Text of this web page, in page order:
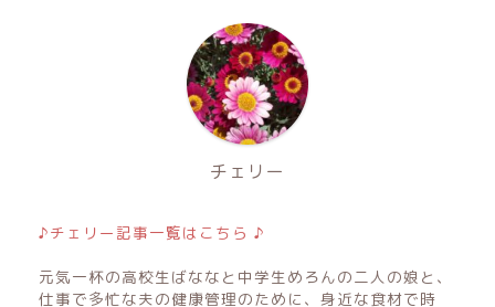
チェリー
♪チェリー記事一覧はこちら ♪
元気一杯の高校生ばななと中学生めろんの二人の娘と、
仕事で多忙な夫の健康管理のために、身近な食材で時